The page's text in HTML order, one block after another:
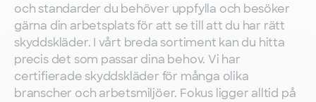
och standarder du behöver uppfylla och besöker
gärna din arbetsplats för att se till att du har rätt
skyddskläder. I vårt breda sortiment kan du hitta
precis det som passar dina behov. Vi har
certifierade skyddskläder för många olika
branscher och arbetsmiljöer. Fokus ligger alltid på